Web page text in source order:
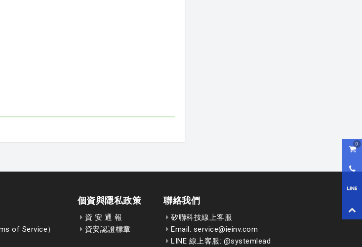
購
0
回
of Service）
個資與隱私政策
資 安 通 報
資安認證標章
聯絡我們
矽聯科技線上客服
Email: service@ieinv.com
LINE 線上客服: @systemlead